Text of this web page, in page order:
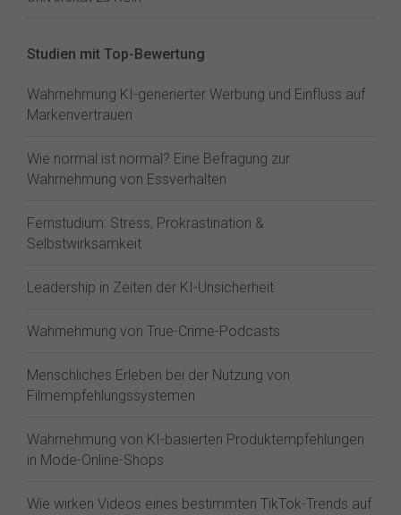
Studien mit Top-Bewertung
Wahrnehmung KI-generierter Werbung und Einfluss auf
Markenvertrauen
Wie normal ist normal? Eine Befragung zur
Wahrnehmung von Essverhalten
Fernstudium: Stress, Prokrastination &
Selbstwirksamkeit
Leadership in Zeiten der KI-Unsicherheit
Wahrnehmung von True-Crime-Podcasts
Menschliches Erleben bei der Nutzung von
Filmempfehlungssystemen
Wahrnehmung von KI-basierten Produktempfehlungen
in Mode-Online-Shops
Wie wirken Videos eines bestimmten TikTok-Trends auf